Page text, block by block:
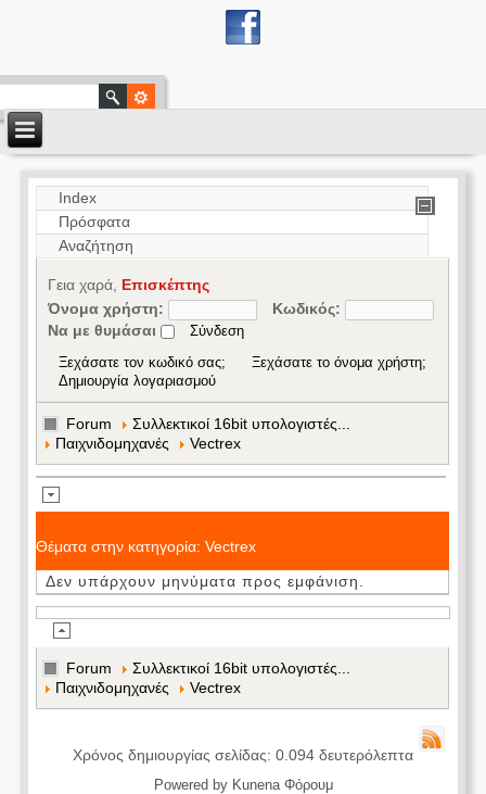
Index
Πρόσφατα
Αναζήτηση
Γεια χαρά, Επισκέπτης
Όνομα χρήστη:
Κωδικός:
Να με θυμάσαι
Ξεχάσατε τον κωδικό σας;
Ξεχάσατε το όνομα χρήστη;
Δημιουργία λογαριασμού
Forum
Συλλεκτικοί 16bit υπολογιστές...
Παιχνιδομηχανές
Vectrex
Θέματα στην κατηγορία: Vectrex
Δεν υπάρχουν μηνύματα προς εμφάνιση.
Forum
Συλλεκτικοί 16bit υπολογιστές...
Παιχνιδομηχανές
Vectrex
Χρόνος δημιουργίας σελίδας: 0.094 δευτερόλεπτα
Powered by Kunena Φόρουμ